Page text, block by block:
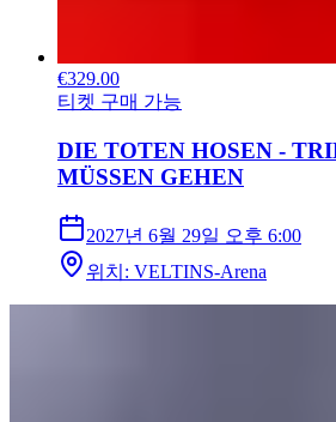
€329.00
티켓 구매 가능
DIE TOTEN HOSEN -
MÜSSEN GEHEN
2027년 6월 29일 오후 6:00
위치 : VELTINS-Arena